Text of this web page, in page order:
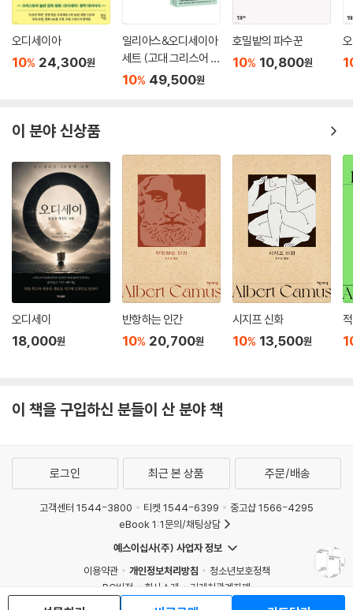
오디세이아
10% 24,300원
일리아스&오디세이아
세트 (고대 그리스어 완
역본)
10% 49,500원
호밀밭의 파수꾼
10% 10,800원
이 분야 신상품
오디세이
18,000원
반항하는 인간
10% 20,700원
시지프 신화
10% 13,500원
이 책을 구입하신 분들이 산 분야 책
로그인 최근 본 상품 주문/배송
고객센터 1544-3800 티켓 1544-6399
중고샵 1566-4295
eBook 1:1문의/채팅상담
예스이십사(주) 사업자 정보
이용약관
개인정보처리방침
청소년보호정책
PC버전
회사소개
거래처관계자께